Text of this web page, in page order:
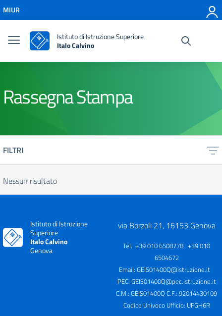
Vai al menu di navigazione
Vai al footer
MIUR
Istituto di Istruzione Superiore
Italo Calvino
Rassegna Stampa
FILTRI
Nessun risultato
Istituto di Istruzione
Superiore
Italo Calvino
Genova
via Borzoli 21, 16153 Genova
Tel. +39 010 6508778 +39 010
6504672
Email: GEIS01400Q@istruzione.it
PEC: GEIS01400Q@pec.istruzione.it
C.M.: GEIS01400Q C.F.: 92014430109
Codice Univoco Ufficio: UFGH6R